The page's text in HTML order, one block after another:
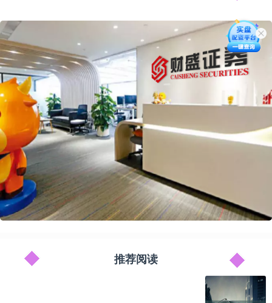
推荐阅读